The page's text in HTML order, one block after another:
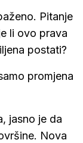
Pitanje
li ovo prava
postati?
promjena
jasno je da
Nova